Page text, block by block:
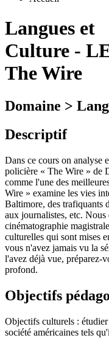
Langues et
Culture -
The Wire
Domaine >
Descriptif
Dans ce cours on analyse
policière « The Wire » de
comme l'une des
Wire » examine les vies
Baltimore, des trafiquants
aux journalistes, etc.
cinématographie
culturelles qui sont mises
vous n'avez jamais vu la
l'avez déjà vue, préparez-
profond.
Objectifs
Objectifs culturels :
société américaines tels